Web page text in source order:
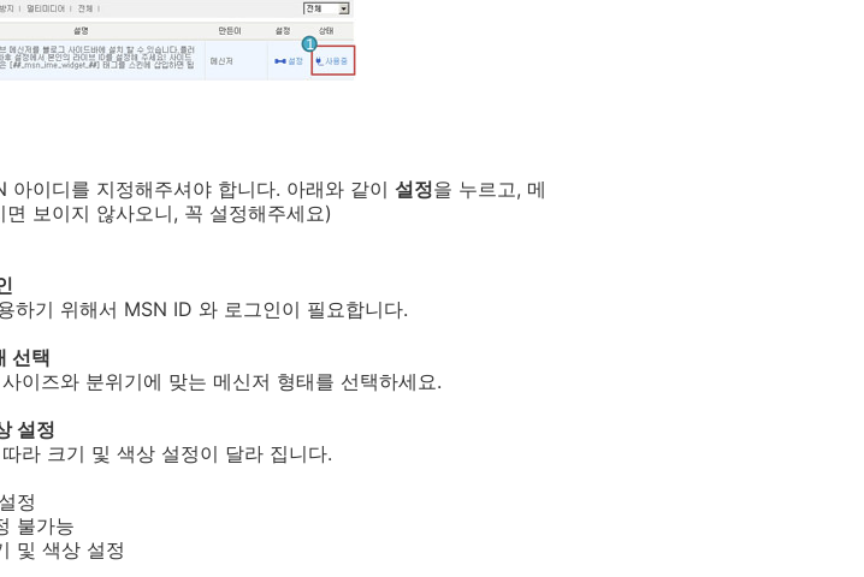
이디를 지정해주셔야 합니다. 아래와 같이 설정을 누르고, 메
보이지 않사오니, 꼭 설정해주세요)
하기 위해서 MSN ID 와 로그인이 필요합니다.
선택
이즈와 분위기에 맞는 메신저 형태를 선택하세요.
설정
라 크기 및 색상 설정이 달라 집니다.
정
불가능
및 색상 설정